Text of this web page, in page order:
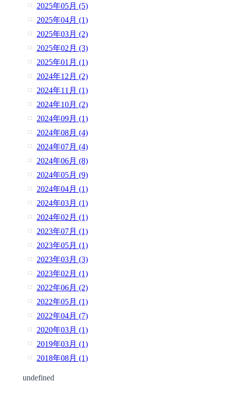
2025年05月 (5)
2025年04月 (1)
2025年03月 (2)
2025年02月 (3)
2025年01月 (1)
2024年12月 (2)
2024年11月 (1)
2024年10月 (2)
2024年09月 (1)
2024年08月 (4)
2024年07月 (4)
2024年06月 (8)
2024年05月 (9)
2024年04月 (1)
2024年03月 (1)
2024年02月 (1)
2023年07月 (1)
2023年05月 (1)
2023年03月 (3)
2023年02月 (1)
2022年06月 (2)
2022年05月 (1)
2022年04月 (7)
2020年03月 (1)
2019年03月 (1)
2018年08月 (1)
undefined